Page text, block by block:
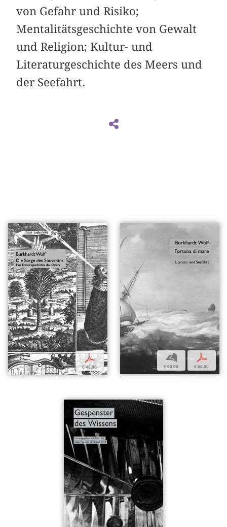
von Gefahr und Risiko;
Mentalitätsgeschichte von Gewalt
und Religion; Kultur- und
Literaturgeschichte des Meers und
der Seefahrt.
p
€ 45,00
b
€ 60,00
p
€ 60,00